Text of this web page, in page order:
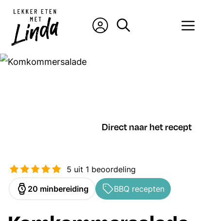
naar
inhoud
Direct naar het recept
5 uit 1 beoordeling
bereiding
20minuten
min BBQ recepten